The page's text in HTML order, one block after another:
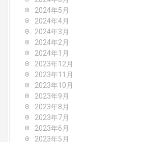
2024年5月
2024年4月
2024年3月
2024年2月
2024年1月
2023年12月
2023年11月
2023年10月
2023年9月
2023年8月
2023年7月
2023年6月
2023年5月